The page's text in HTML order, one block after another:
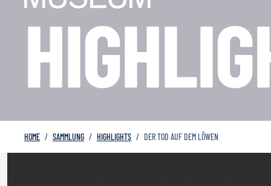
HOME SAMMLUNG HIGHLIGHTS DER TOD AUF DEM LÖWEN